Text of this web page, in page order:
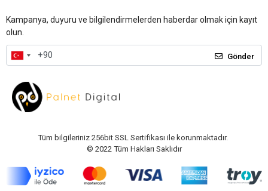
Kampanya, duyuru ve bilgilendirmelerden haberdar olmak için kayıt
olun.
Gönder
Tüm bilgileriniz 256bit SSL Sertifikası ile korunmaktadır.
© 2022 Tüm Hakları Saklıdır